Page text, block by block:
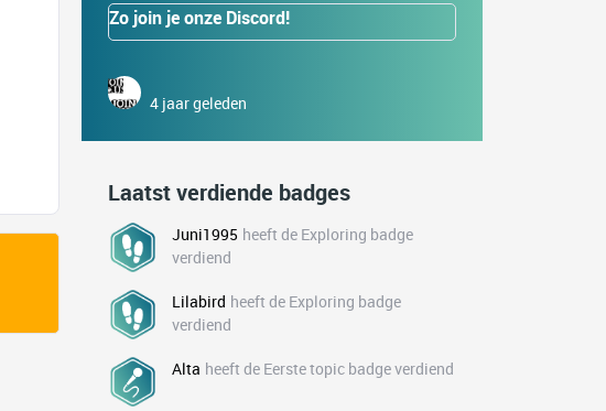
Zo join je onze Discord!
4 jaar geleden
Laatst verdiende badges
Juni1995 heeft de Exploring badge
verdiend
Lilabird heeft de Exploring badge
verdiend
Alta heeft de Eerste topic badge verdiend